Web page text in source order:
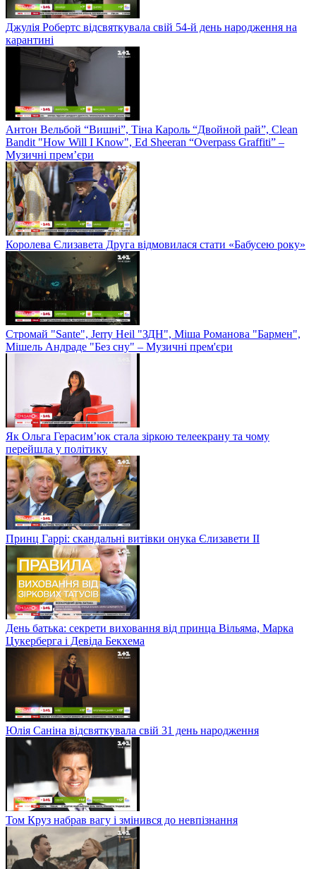
Джулія Робертс відсвяткувала свій 54-й день народження на
карантині
Антон Вельбой “Вишні”, Тіна Кароль “Двойной рай”, Clean
Bandit "How Will I Know", Ed Sheeran “Overpass Graffiti” –
Музичні прем’єри
Королева Єлизавета Друга відмовилася стати «Бабусею року»
Стромай "Sante", Jerry Heil "ЗДН", Міша Романова "Бармен",
Мішель Андраде "Без сну" – Музичні прем'єри
Як Ольга Герасим’юк стала зіркою телеекрану та чому
перейшла у політику
Принц Гаррі: скандальні витівки онука Єлизавети II
День батька: секрети виховання від принца Вільяма, Марка
Цукерберга і Девіда Бекхема
Юлія Саніна відсвяткувала свій 31 день народження
Том Круз набрав вагу і змінився до невпізнання